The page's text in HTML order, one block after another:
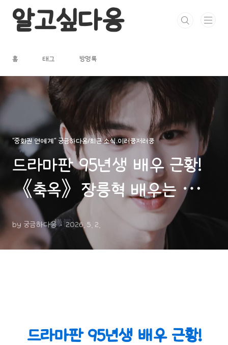
알고싶다옹
홈 태그 방명록
"중화권 연예계" 궁금하다옹/최근 소식 이러쿵저러쿵
드라마판 95년생 배우 근황!
《축옥》장릉혁 배우는 탑티
어로 전력 질주, '이 사람'은 살
짝 정체기?!
by 궁금하다옹 2026. 5. 2.
드라마판 95년생 배우 근황!